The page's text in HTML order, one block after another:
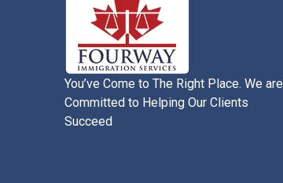
You’ve Come to The Right Place. We are
Committed to Helping Our Clients
Succeed